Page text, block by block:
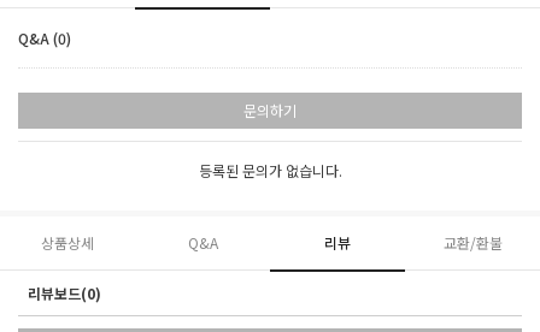
Q&A (0)
문의하기
등록된 문의가 없습니다.
상품상세 Q&A 리뷰 교환/환불
리뷰보드(0)